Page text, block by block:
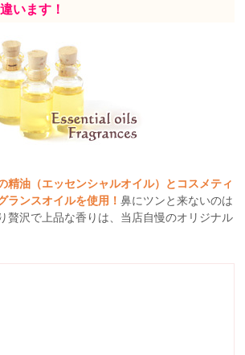
います！
精油（エッセンシャルオイル）とコスメティ
ランスオイルを使用！鼻にツンと来ないのは
贅沢で上品な香りは、当店自慢のオリジナル